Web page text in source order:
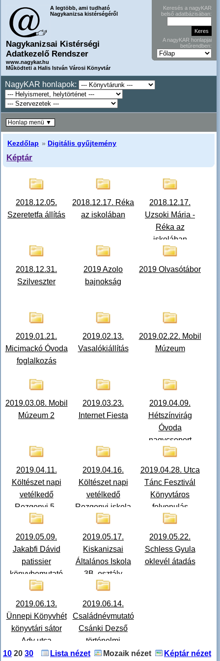
A legtöbb, ami tudható
Nagykanizsa kistérségéről
Nagykanizsai Kistérségi
Adatkezelő Rendszer
www.nagykar.hu
Működteti a Halis István Városi Könyvtár
Keresés a nagyKAR
belső adatbázisában:
A nagyKAR honlapjai
betűrendben:
NagyKAR honlapok:
Kezdőlap » Digitális gyűjtemény
Képtár
2018.12.05.
Szeretetfa állítás
2018.12.17. Réka
az iskolában
2018.12.17.
Uzsoki Mária -
Réka az
iskolában
könyvbemutató
2018.12.31.
Szilveszter
2019 Azolo
bajnokság
2019 Olvasótábor
2019.01.21.
Micimackó Óvoda
foglalkozás
2019.02.13.
Vasalókiállítás
2019.02.22. Mobil
Múzeum
2019.03.08. Mobil
Múzeum 2
2019.03.23.
Internet Fiesta
2019.04.09.
Hétszínvirág
Óvoda
nagycsoport
2019.04.11.
Költészet napi
vetélkedő
Rozgonyi 5.,
Péterfy 5. osztály
2019.04.16.
Költészet napi
vetélkedő
Rozgonyi iskola
6. osztály
2019.04.28. Utca
Tánc Fesztivál
Könyvtáros
felvonulás
2019.05.09.
Jakabfi Dávid
patissier
könyvbemutató
2019.05.17.
Kiskanizsai
Általános Iskola
3B. osztály
2019.05.22.
Schless Gyula
oklevél átadás
2019.06.13.
Ünnepi Könyvhét
könyvtári sátor
Ady utca
2019.06.14.
Családnévmutató
Csánki Dezső
történelmi
földrajzához -
10 20 30 Lista nézet Mozaik nézet Képtár nézet
Honlap menü ▼